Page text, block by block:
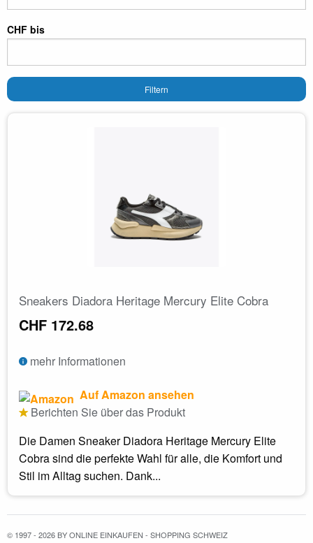
CHF bis
Filtern
Sneakers Diadora Heritage Mercury Elite Cobra
CHF 172.68
mehr Informationen
Auf Amazon ansehen
Berichten Sie über das Produkt
Die Damen Sneaker Diadora Heritage Mercury Elite
Cobra sind die perfekte Wahl für alle, die Komfort und
Stil im Alltag suchen. Dank...
© 1997 - 2026 BY ONLINE EINKAUFEN - SHOPPING SCHWEIZ